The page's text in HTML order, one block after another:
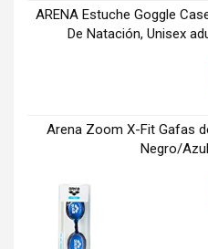
ARENA Estuche Goggle
De Natación, Unisex
Arena Zoom X-Fit Gafas
Negro/